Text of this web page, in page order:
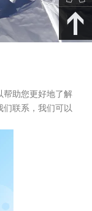
帮助您更好地了解
们联系，我们可以
款
裤子下